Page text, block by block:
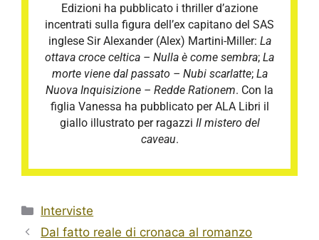
Edizioni ha pubblicato i thriller d’azione
incentrati sulla figura dell’ex capitano del SAS
inglese Sir Alexander (Alex) Martini-Miller: La
ottava croce celtica – Nulla è come sembra; La
morte viene dal passato – Nubi scarlatte; La
Nuova Inquisizione – Redde Rationem. Con la
figlia Vanessa ha pubblicato per ALA Libri il
giallo illustrato per ragazzi Il mistero del
caveau.
Categorie
Interviste
Dal fatto reale di cronaca al romanzo